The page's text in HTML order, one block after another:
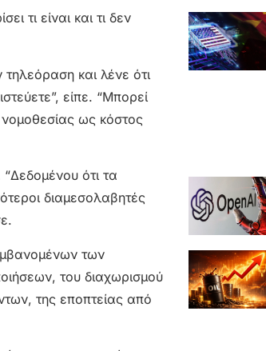
τι είναι και τι δεν
και λένε ότι
είπε. “Μπορεί
ως κόστος
ότι τα
διαμεσολαβητές
των
του διαχωρισμού
της εποπτείας από